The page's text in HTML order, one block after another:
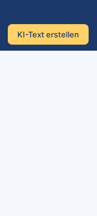
KI-Text erstellen